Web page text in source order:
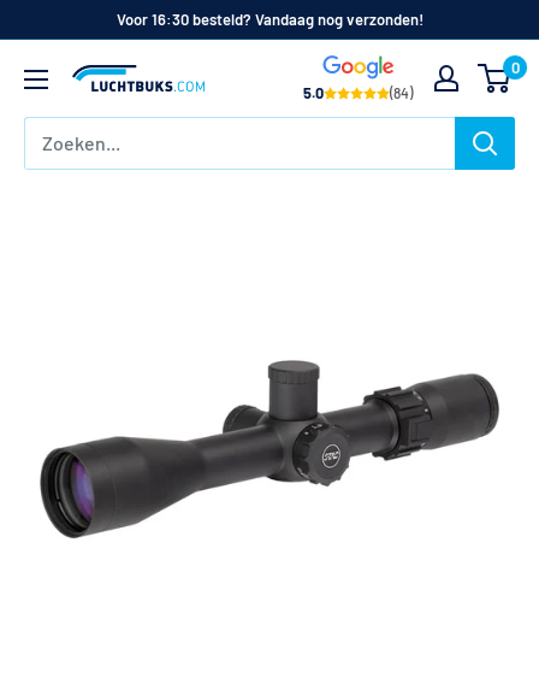
inhoud
Voor 16:30 besteld? Vandaag nog verzonden!
Luchtbuks.com
5.0 (84)
0